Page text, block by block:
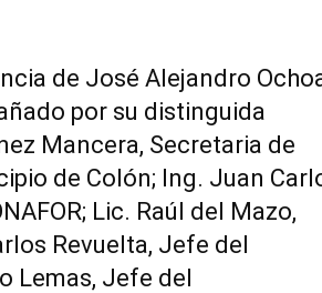
de José Alejandro
por su distinguida
Mancera, Secretaria de
de Colón; Ing. Juan
Lic. Raúl del Mazo,
Revuelta, Jefe del
Lemas, Jefe del